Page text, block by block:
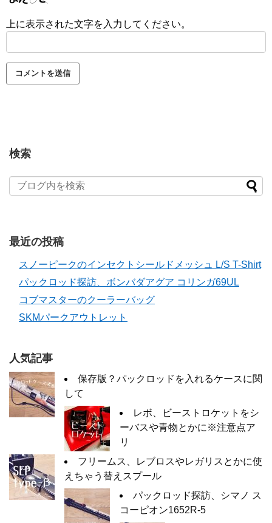
上に表示された文字を入力してください。
検索
最近の投稿
スノーピークのインセクトシールドメッシュ L/S T-Shirt
パックロッド探訪、ボンバダアグア コリンガ69UL
コブマスターのクーラーバッグ
SKMパークアウトレット
人気記事
保存版？パックロッドを入れるケースに関
して
レボ、ビーストロケットをシ
ーバスや青物とかに※注意点ア
リ
フリームス、レブロスやレガリスとかに使
えちゃう替えスプール
パックロッド探訪、シマノ ス
コーピオン1652R-5